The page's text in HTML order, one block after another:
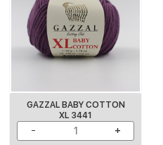
GAZZAL BABY COTTON
XL 3441